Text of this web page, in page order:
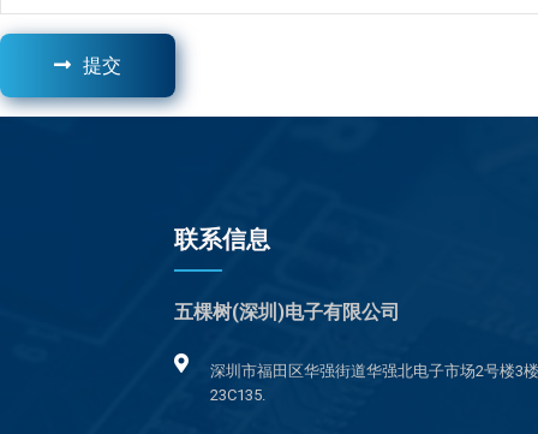
提交
联系信息
五棵树(深圳)电子有限公司
深圳市福田区华强街道华强北电子市场2号楼3楼
23C135.